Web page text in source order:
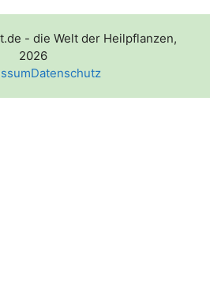
- die Welt der Heilpflanzen,
2026
Datenschutz